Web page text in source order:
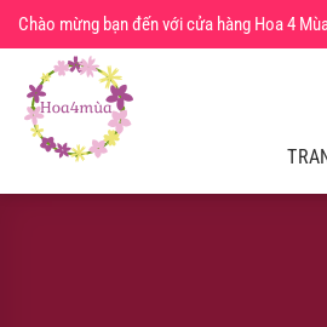
Chuyển
đến
dung
Chào mừng bạn đến với cửa hàng Hoa 4